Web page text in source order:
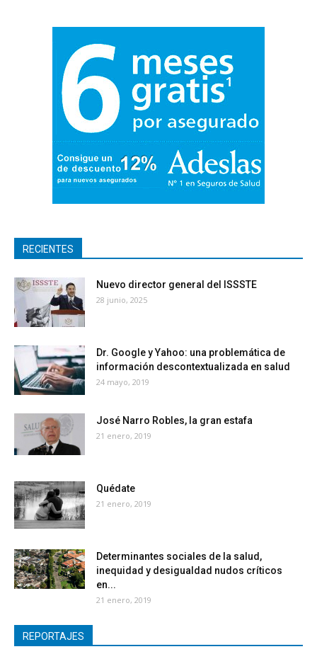
RECIENTES
Nuevo director general del ISSSTE
28 junio, 2025
Dr. Google y Yahoo: una problemática de
información descontextualizada en salud
24 mayo, 2019
José Narro Robles, la gran estafa
21 enero, 2019
Quédate
21 enero, 2019
Determinantes sociales de la salud,
inequidad y desigualdad nudos críticos
en...
21 enero, 2019
REPORTAJES